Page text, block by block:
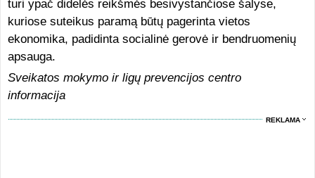
turi ypač didelės reikšmės besivystančiose šalyse,
kuriose suteikus paramą būtų pagerinta vietos
ekonomika, padidinta socialinė gerovė ir bendruomenių
apsauga.
Sveikatos mokymo ir ligų prevencijos centro
informacija
REKLAMA